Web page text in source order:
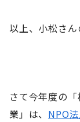
以上、小松さ
さて今年度の
業」は、 NPO